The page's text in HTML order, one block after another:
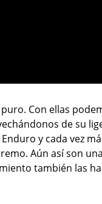
Con ellas
de su
y cada vez
Aún así son
también las